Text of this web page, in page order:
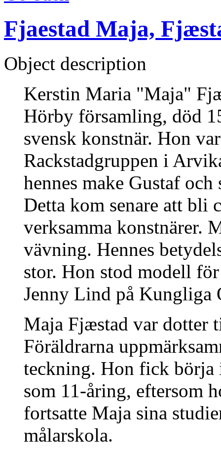
Fjaestad Maja,
Object description
Kerstin Maria "Maja"
Hörby församling, död
svensk konstnär. Hon
Rackstadgruppen i
hennes make Gustaf
Detta kom senare att bli
verksamma konstnärer.
vävning. Hennes
stor. Hon stod modell
Jenny Lind på Kungliga
Maja Fjæstad var dotter
Föräldrarna
teckning. Hon fick börja
som 11-åring, eftersom
fortsatte Maja sina
målarskola.